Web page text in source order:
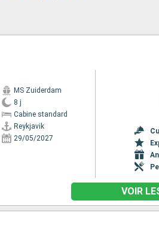
MS Zuiderdam
8 j
Cabine standard
Reykjavik
29/05/2027
VOIR